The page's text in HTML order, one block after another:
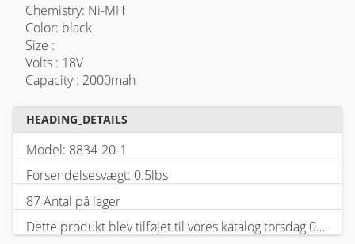
Chemistry: Ni-MH
Color: black
Size :
Volts : 18V
Capacity : 2000mah
HEADING_DETAILS
Model: 8834-20-1
Forsendelsesvægt: 0.5lbs
87 Antal på lager
Dette produkt blev tilføjet til vores katalog torsdag 05 februar, 2026.